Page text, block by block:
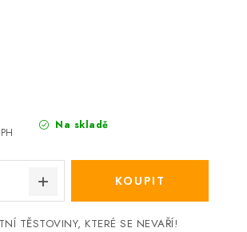
Na skladě
TĚSTOVINY, KTERÉ SE NEVAŘÍ!